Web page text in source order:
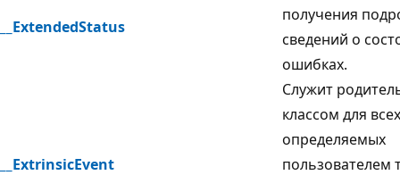
__ExtendedStatus
получения
сведений о
ошибках.
__ExtrinsicEvent
Служит
классом для всех
определяемых
пользователем